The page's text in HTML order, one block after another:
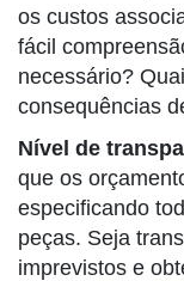
os custos
fácil
necessário?
consequências
Nível de
que os
especificando
peças. Seja
imprevistos e